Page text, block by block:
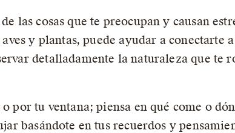
las cosas que te preocupan y causan
y plantas, puede ayudar a conectarte
detalladamente la naturaleza que te
por tu ventana; piensa en qué come o
basándote en tus recuerdos y